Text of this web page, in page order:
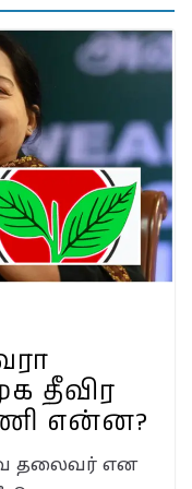
இடதுசாரி
வயநாடு:
கடந்து அதே
Flow
வாய்ப்பா?
வெற்றி!
தீவிர
என்ன?
தலைவர் என